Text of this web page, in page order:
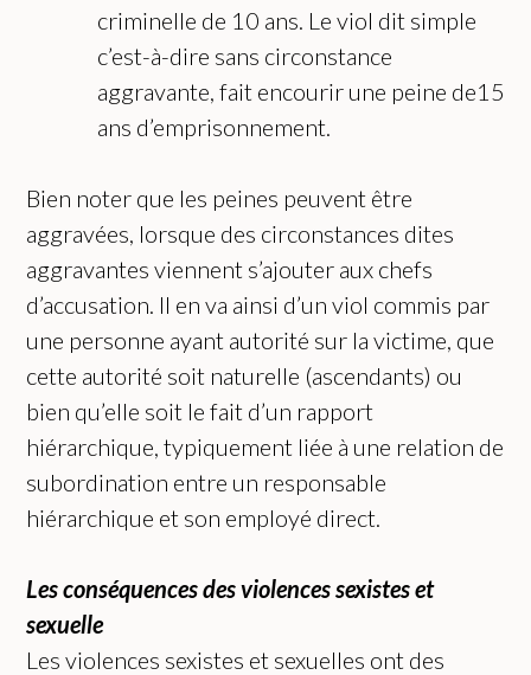
criminelle de 10 ans. Le viol dit simple
c’est-à-dire sans circonstance
aggravante, fait encourir une peine de15
ans d’emprisonnement.
Bien noter que les peines peuvent être
aggravées, lorsque des circonstances dites
aggravantes viennent s’ajouter aux chefs
d’accusation. Il en va ainsi d’un viol commis par
une personne ayant autorité sur la victime, que
cette autorité soit naturelle (ascendants) ou
bien qu’elle soit le fait d’un rapport
hiérarchique, typiquement liée à une relation de
subordination entre un responsable
hiérarchique et son employé direct.
Les conséquences des violences sexistes et
sexuelle
Les violences sexistes et sexuelles ont des